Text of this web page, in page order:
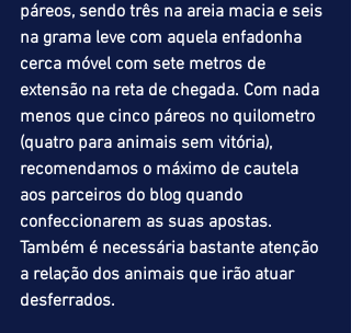
páreos, sendo três na areia macia e seis
na grama leve com aquela enfadonha
cerca móvel com sete metros de
extensão na reta de chegada. Com nada
menos que cinco páreos no quilometro
(quatro para animais sem vitória),
recomendamos o máximo de cautela
aos parceiros do blog quando
confeccionarem as suas apostas.
Também é necessária bastante atenção
a relação dos animais que irão atuar
desferrados.